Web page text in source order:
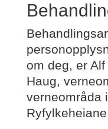
om deg, er
Haug,
verneområda